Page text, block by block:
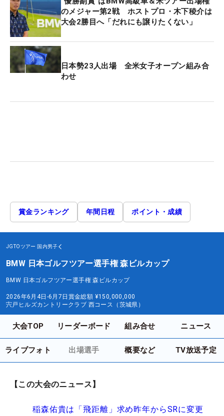
のメジャー第2戦 ホストプロ・木下稜介は
大会2勝目へ「だれにも譲りたくない」
日本勢23人出場 全米女子オープン組み合
わせ
賞金ランキング 年間日程 ポイント・成績
JGTOツアー 国内男子
BMW 日本ゴルフツアー選手権 森ビルカップ
BMW 日本ゴルフツアー選手権 森ビルカップ
2026年6月4日-6月7日 賞金総額 ¥150,000,000
宍戸ヒルズカントリークラブ 西コース（茨城県）
大会TOP リーダーボード 組み合せ ニュース
ライブフォト 出場選手 概要など TV放送予定
【この大会のニュース】
稲森佑貴は「飛距離」求め昨年からSRに変更